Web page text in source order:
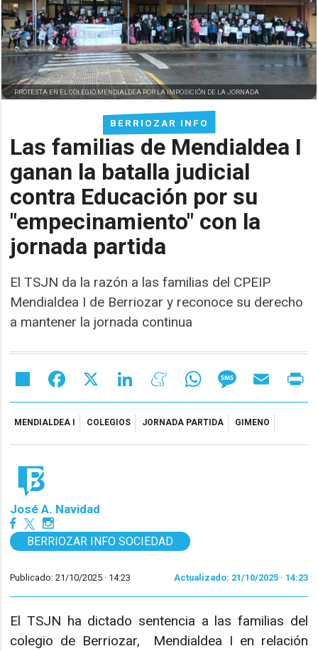
BERRIOZAR INFO
Las familias de Mendialdea I
ganan la batalla judicial
contra Educación por su
"empecinamiento" con la
jornada partida
El TSJN da la razón a las familias del CPEIP
Mendialdea I de Berriozar y reconoce su derecho
a mantener la jornada continua
PROTESTA EN EL COLEGIO MENDIALDEA POR LA IMPOSICIÓN DE LA JORNADA
Share Facebook LinkedIn MeneameWhatsAppMessageEmail
MENDIALDEA I COLEGIOS JORNADA PARTIDA GIMENO
José A. Navidad
BERRIOZAR INFO SOCIEDAD
Publicado: 21/10/2025 · 14:23 Actualizado: 21/10/2025 · 14:23
El TSJN ha dictado sentencia a las familias del
colegio de Berriozar, Mendialdea I en relación